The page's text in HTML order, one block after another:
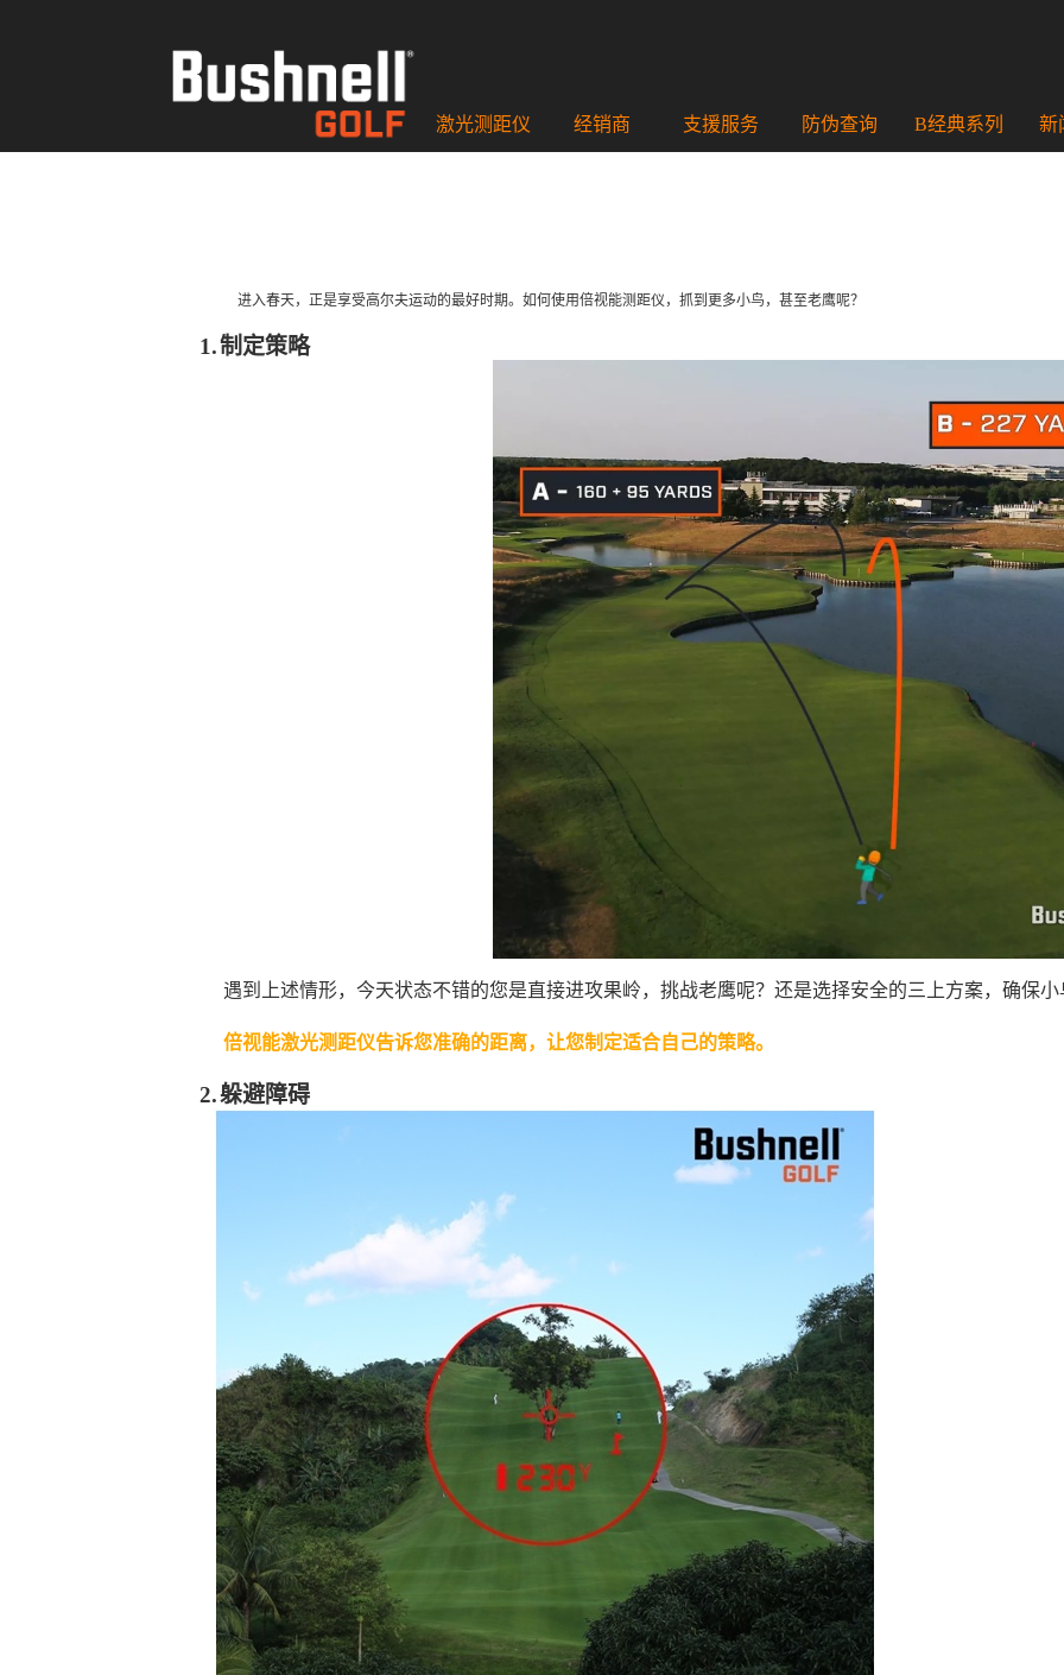
激光测距仪 经销商 支援服务 防伪查询 B经典系列 新
进入春天，正是享受高尔夫运动的最好时期。如何使用倍视能测距仪，抓到更多小鸟，甚至老鹰呢？
1.制定策略
遇到上述情形，今天状态不错的您是直接进攻果岭，挑战老鹰呢？还是选择安全的三上方案，确保小
倍视能激光测距仪告诉您准确的距离，让您制定适合自己的策略。
2.躲避障碍